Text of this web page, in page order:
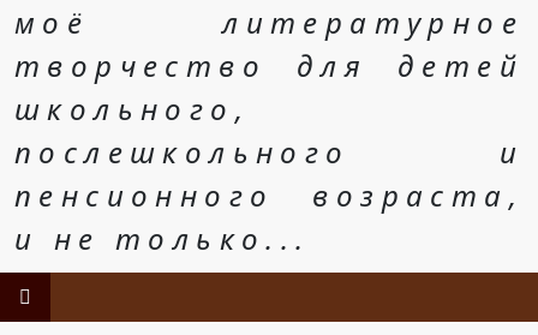
моё литературное
творчество для детей
школьного,
послешкольного и
пенсионного возраста,
и не только...